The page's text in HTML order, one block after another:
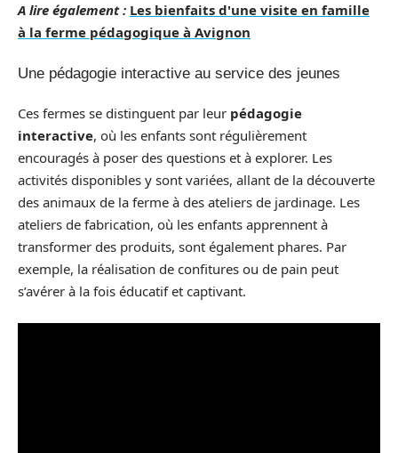
A lire également : Les bienfaits d'une visite en famille
à la ferme pédagogique à Avignon
Une pédagogie interactive au service des jeunes
Ces fermes se distinguent par leur pédagogie
interactive, où les enfants sont régulièrement
encouragés à poser des questions et à explorer. Les
activités disponibles y sont variées, allant de la découverte
des animaux de la ferme à des ateliers de jardinage. Les
ateliers de fabrication, où les enfants apprennent à
transformer des produits, sont également phares. Par
exemple, la réalisation de confitures ou de pain peut
s’avérer à la fois éducatif et captivant.